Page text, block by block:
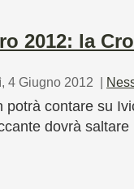
2012: la
4 Giugno 2012 |
potrà contare su
dovrà